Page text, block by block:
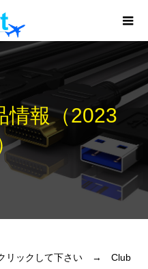
情報（2023
クリックして下さい → Club